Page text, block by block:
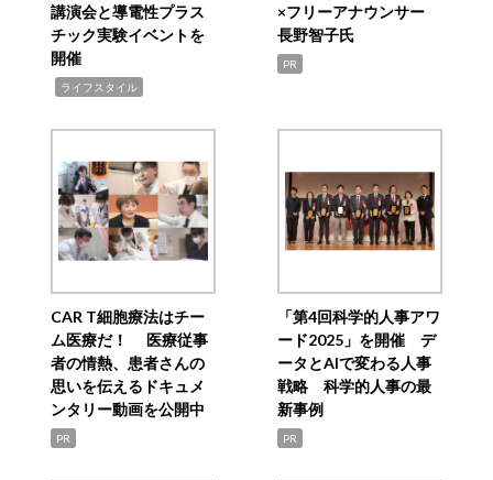
講演会と導電性プラス
チック実験イベントを
開催
ライフスタイル
×フリーアナウンサー
長野智子氏
PR
CAR T細胞療法はチー
ム医療だ！ 医療従事
者の情熱、患者さんの
思いを伝えるドキュメ
ンタリー動画を公開中
PR
「第4回科学的人事アワ
ード2025」を開催 デ
ータとAIで変わる人事
戦略 科学的人事の最
新事例
PR